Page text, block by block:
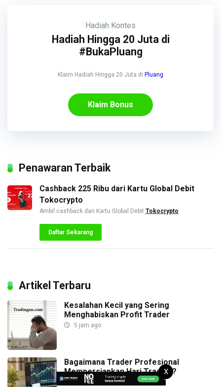
Hadiah Kontes
Hadiah Hingga 20 Juta di
#BukaPluang
Klaim Hadiah Hingga 20 Juta di Pluang
Klaim Bonus
Penawaran Terbaik
Cashback 225 Ribu dari Kartu Global Debit
Tokocrypto
Ambil cashback dan Kartu Global Debit Tokocrypto
Daftar Sekarang
Artikel Terbaru
Kesalahan Kecil yang Sering
Menghabiskan Profit Trader
5 jam ago
Bagaimana Trader Profesional
Mempersiapkan Hari Trading?
5 jam ago
X